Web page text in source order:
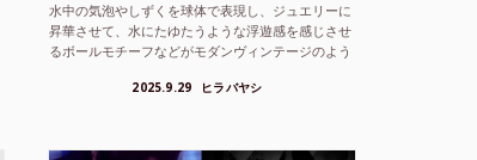
水中の気泡やしずくを球体で表現し、ジュエリーに
昇華させて、水にたゆたうような浮遊感を感じさせ
るボールモチーフなどがモダンヴィンテージのよう
2025.9.29 ヒラバヤシ